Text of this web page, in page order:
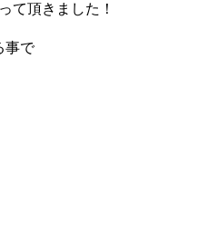
て頂きました！
事で